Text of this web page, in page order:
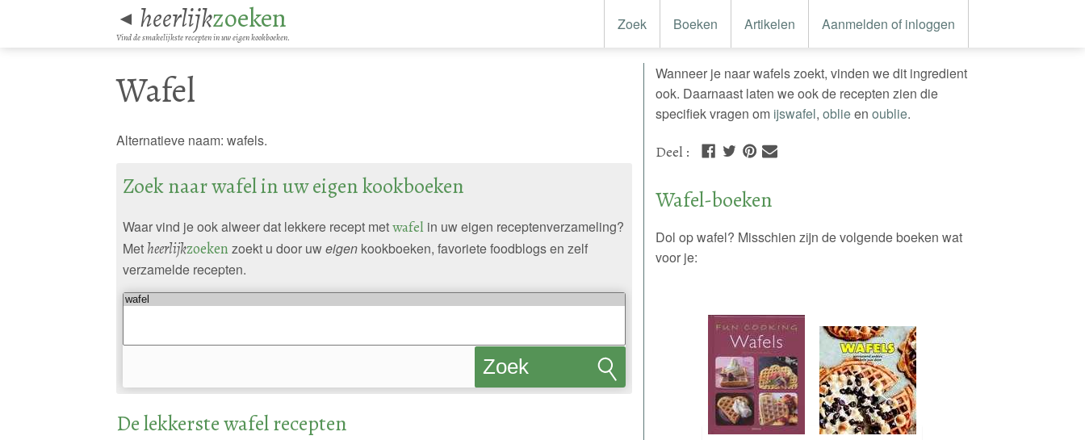
◄ heerlijkzoeken
Vind de smakelijkste recepten in uw eigen kookboeken.
Zoek Boeken Artikelen Aanmelden of inloggen
Wafel
Alternatieve naam: wafels.
Zoek naar wafel in uw eigen kookboeken
Waar vind je ook alweer dat lekkere recept metwafelin uw eigen receptenverzameling?
Met heerlijkzoekenzoekt u door uweigenkookboeken, favoriete foodblogs en zelf
verzamelde recepten.
Zoek
De lekkerste wafel recepten
Wanneer je naar wafels zoekt, vinden we dit ingredient
ook. Daarnaast laten we ook de recepten zien die
specifiek vragen om ijswafel, oblieen oublie.
Deel :
Wafel-boeken
Dol op wafel? Misschien zijn de volgende boeken wat
voor je: